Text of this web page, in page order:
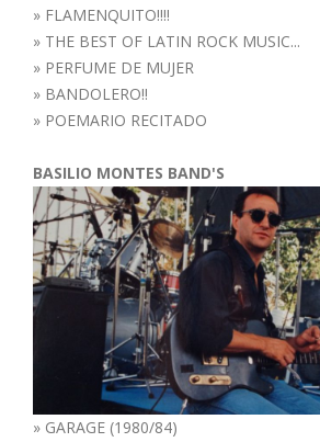
» FLAMENQUITO!!!!
» THE BEST OF LATIN ROCK MUSIC...
» PERFUME DE MUJER
» BANDOLERO!!
» POEMARIO RECITADO
BASILIO MONTES BAND'S
» GARAGE (1980/84)